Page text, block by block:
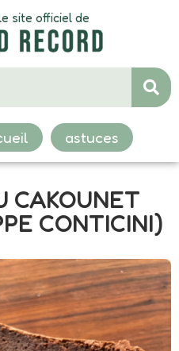
site officiel de
astuces
CAKOUNET
CONTICINI)